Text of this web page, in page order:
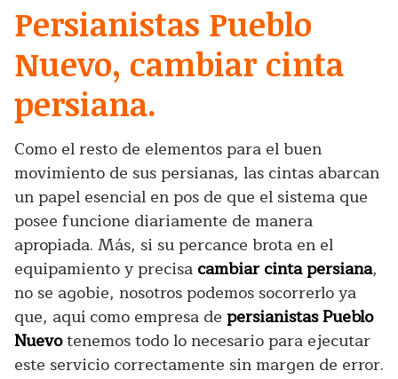
Persianistas Pueblo
Nuevo, cambiar cinta
persiana.
Como el resto de elementos para el buen
movimiento de sus persianas, las cintas abarcan
un papel esencial en pos de que el sistema que
posee funcione diariamente de manera
apropiada. Más, si su percance brota en el
equipamiento y precisa cambiar cinta persiana,
no se agobie, nosotros podemos socorrerlo ya
que, aquí como empresa de persianistas Pueblo
Nuevotenemos todo lo necesario para ejecutar
este servicio correctamente sin margen de error.